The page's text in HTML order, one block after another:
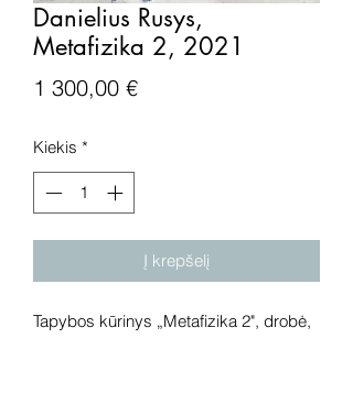
Danielius Rusys,
Metafizika 2, 2021
1 300,00 €Price
Kiekis *
Į krepšelį
Tapybos kūrinys „Metafizika 2", drobė,